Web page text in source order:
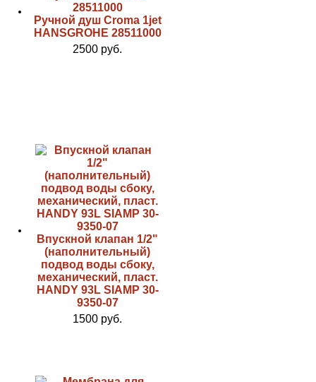
Ручной душ Croma 1jet
HANSGROHE 28511000
2500 руб.
Впускной клапан 1/2"
(наполнительный)
подвод воды сбоку,
механический, пласт.
HANDY 93L SIAMP 30-
9350-07
1500 руб.